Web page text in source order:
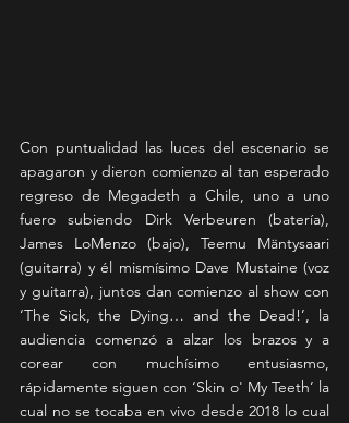
Con puntualidad las luces del escenario se
apagaron y dieron comienzo al tan esperado
regreso de Megadeth a Chile, uno a uno
fuero subiendo Dirk Verbeuren (batería),
James LoMenzo (bajo), Teemu Mäntysaari
(guitarra) y él mismísimo Dave Mustaine (voz
y guitarra), juntos dan comienzo al show con
‘The Sick, the Dying… and the Dead!’, la
audiencia comenzó a alzar los brazos y a
corear con muchísimo entusiasmo,
rápidamente siguen con ‘Skin o' My Teeth’ la
cual no se tocaba en vivo desde 2018 lo cual